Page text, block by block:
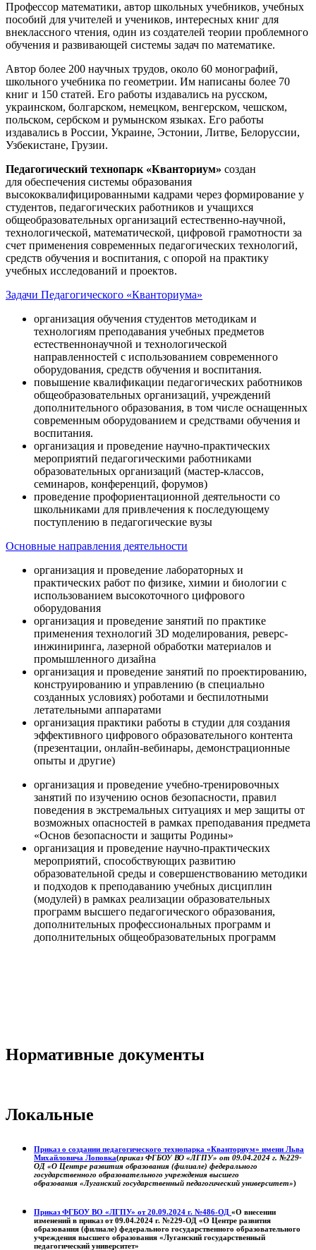
Профессор математики, автор школьных учебников, учебных
пособий для учителей и учеников, интересных книг для
внеклассного чтения, один из создателей теории проблемного
обучения и развивающей системы задач по математике.
Автор более 200 научных трудов, около 60 монографий,
школьного учебника по геометрии. Им написаны более 70
книг и 150 статей. Его работы издавались на русском,
украинском, болгарском, немецком, венгерском, чешском,
польском, сербском и румынском языках. Его работы
издавались в России, Украине, Эстонии, Литве, Белоруссии,
Узбекистане, Грузии.
Педагогический технопарк «Кванториум» создан
для обеспечения системы образования
высококвалифицированными кадрами через формирование у
студентов, педагогических работников и учащихся
общеобразовательных организаций естественно-научной,
технологической, математической, цифровой грамотности за
счет применения современных педагогических технологий,
средств обучения и воспитания, с опорой на практику
учебных исследований и проектов.
Задачи Педагогического «Кванториума»
организация обучения студентов методикам и
технологиям преподавания учебных предметов
естественнонаучной и технологической
направленностей с использованием современного
оборудования, средств обучения и воспитания.
повышение квалификации педагогических работников
общеобразовательных организаций, учреждений
дополнительного образования, в том числе оснащенных
современным оборудованием и средствами обучения и
воспитания.
организация и проведение научно-практических
мероприятий педагогическими работниками
образовательных организаций (мастер-классов,
семинаров, конференций, форумов)
проведение профориентационной деятельности со
школьниками для привлечения к последующему
поступлению в педагогические вузы
Основные направления деятельности
организация и проведение лабораторных и
практических работ по физике, химии и биологии с
использованием высокоточного цифрового
оборудования
организация и проведение занятий по практике
применения технологий 3D моделирования, реверс-
инжиниринга, лазерной обработки материалов и
промышленного дизайна
организация и проведение занятий по проектированию,
конструированию и управлению (в специально
созданных условиях) роботами и беспилотными
летательными аппаратами
организация практики работы в студии для создания
эффективного цифрового образовательного контента
(презентации, онлайн-вебинары, демонстрационные
опыты и другие)
организация и проведение учебно-тренировочных
занятий по изучению основ безопасности, правил
поведения в экстремальных ситуациях и мер защиты от
возможных опасностей в рамках преподавания предмета
«Основ безопасности и защиты Родины»
организация и проведение научно-практических
мероприятий, способствующих развитию
образовательной среды и совершенствованию методики
и подходов к преподаванию учебных дисциплин
(модулей) в рамках реализации образовательных
программ высшего педагогического образования,
дополнительных профессиональных программ и
дополнительных общеобразовательных программ
Нормативные документы
Локальные
Приказ о создании педагогического технопарка «Кванториум» имени Льва
Михайловича Лоповка(приказ ФГБОУ ВО «ЛГПУ» от 09.04.2024 г. №229-
ОД «О Центре развития образования (филиале) федерального
государственного образовательного учреждения высшего
образования «Луганский государственный педагогический университет»)
Приказ ФГБОУ ВО «ЛГПУ» от 20.09.2024 г. №486-ОД «О внесении
изменений в приказ от 09.04.2024 г. №229-ОД «О Центре развития
образования (филиале) федерального государственного образовательного
учреждения высшего образования «Луганский государственный
педагогический университет»